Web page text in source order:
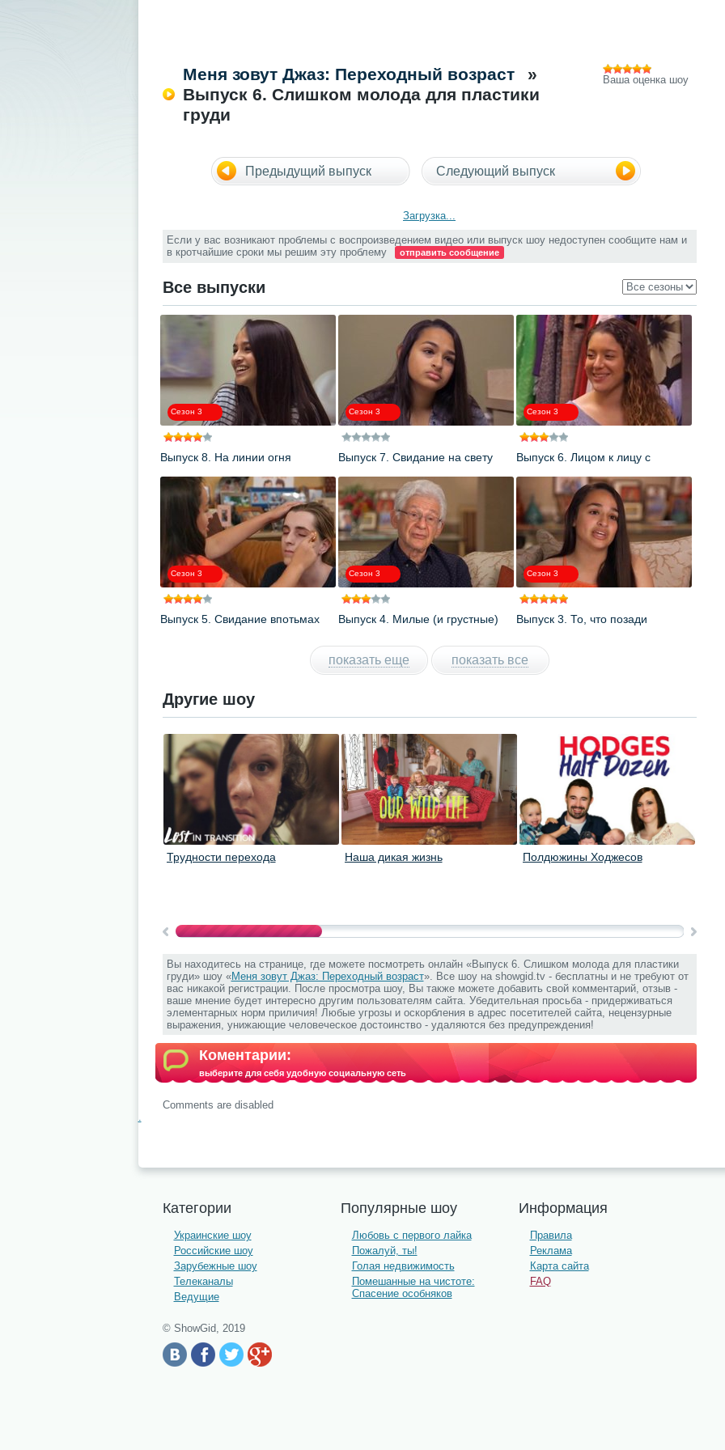
Меня зовут Джаз: Переходный возраст
»
Выпуск 6. Слишком молода для пластики
груди
Ваша оценка шоу
Предыдущий выпуск Следующий выпуск
Загрузка...
Если у вас возникают проблемы с воспроизведением видео или выпуск шоу недоступен сообщите нам и
в кротчайшие сроки мы решим эту проблему
отправить сообщение
Все выпуски
Сезон 3
Выпуск 8. На линии огня
Сезон 3
Выпуск 7. Свидание на свету
Сезон 3
Выпуск 6. Лицом к лицу с
Сезон 3
Выпуск 5. Свидание впотьмах
Сезон 3
Выпуск 4. Милые (и грустные)
Сезон 3
Выпуск 3. То, что позади
показать еще показать все
Другие шоу
Трудности перехода Наша дикая жизнь Полдюжины Ходжесов
Вы находитесь на странице, где можете посмотреть онлайн «Выпуск 6. Слишком молода для пластики
груди» шоу «Меня зовут Джаз: Переходный возраст». Все шоу на showgid.tv - бесплатны и не требуют от
вас никакой регистрации. После просмотра шоу, Вы также можете добавить свой комментарий, отзыв -
ваше мнение будет интересно другим пользователям сайта. Убедительная просьба - придерживаться
элементарных норм приличия! Любые угрозы и оскорбления в адрес посетителей сайта, нецензурные
выражения, унижающие человеческое достоинство - удаляются без предупреждения!
Коментарии:
выберите для себя удобную социальную сеть
Comments are disabled
.
Категории
Украинские шоу
Российские шоу
Зарубежные шоу
Телеканалы
Ведущие
Популярные шоу
Любовь с первого лайка
Пожалуй, ты!
Голая недвижимость
Помешанные на чистоте:
Спасение особняков
Информация
Правила
Реклама
Карта сайта
FAQ
© ShowGid, 2019